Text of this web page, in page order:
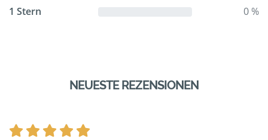
1 Stern
0 %
NEUESTE REZENSIONEN